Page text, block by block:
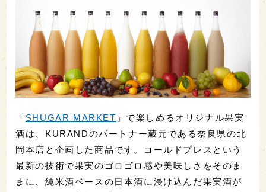
「 SHUGAR MARKET 」で楽しめるオリジナル果実
酒は、KURANDのパートナー蔵元である奈良県の北
岡本店と企画した商品です。コールドプレスという
最新の技術で果実のゴロゴロ感や美味しさをそのま
まに、純米酒ベースの日本酒に浸け込んだ果実酒が